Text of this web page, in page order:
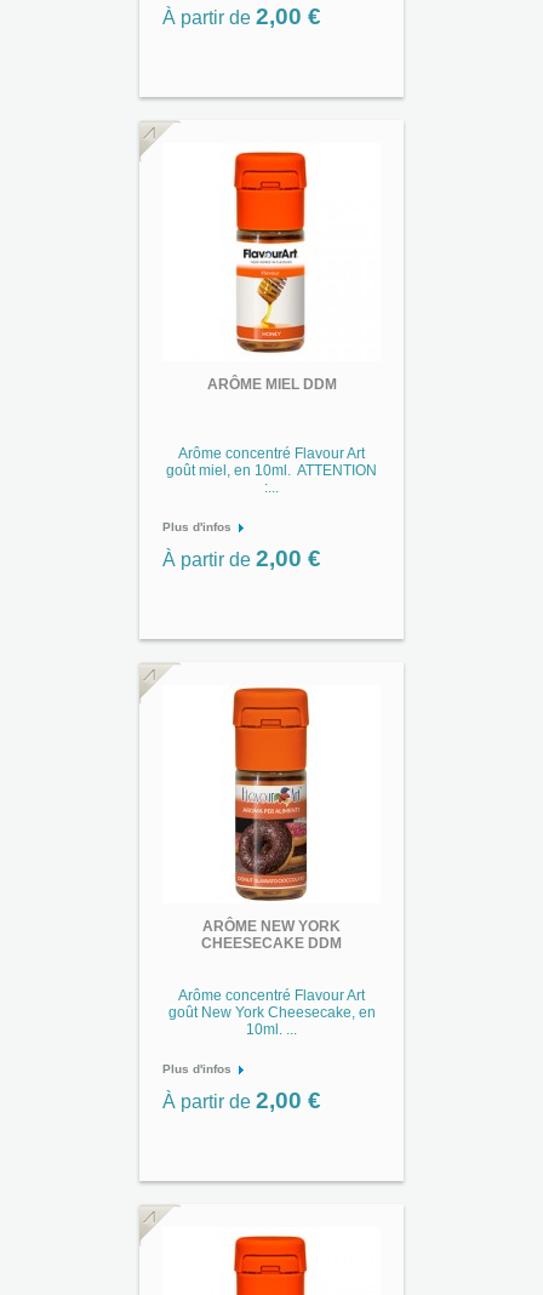
À partir de 2,00 €
ARÔME MIEL DDM
Arôme concentré Flavour Art
goût miel, en 10ml. ATTENTION
:...
Plus d'infos
À partir de 2,00 €
ARÔME NEW YORK
CHEESECAKE DDM
Arôme concentré Flavour Art
goût New York Cheesecake, en
10ml. ...
Plus d'infos
À partir de 2,00 €